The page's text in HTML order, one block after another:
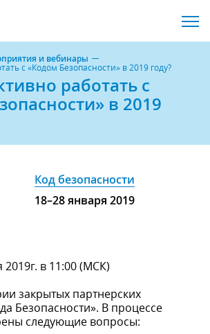
и вебинары
с «Кодом Безопасности» в 2019 году?
работать с
в 2019
Код безопасности
18–28 января 2019
2019г. в 11:00 (МСК)
закрытых партнерских
Безопасности». В процессе
следующие вопросы: